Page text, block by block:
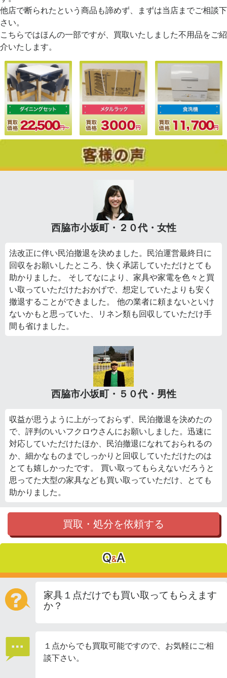
他店で断られたという商品も諦めず、まずは当店までご相談下
さい。
こちらではほんの一部ですが、買取いたしました不用品をご紹
介いたします。
西脇市小坂町・２０代・女性
法改正に伴い民泊撤退を決めました。民泊運営最終日に
回収をお願いしたところ、快く承諾していただけとても
助かりました。 そしてなにより、家具や家電を色々と買
い取っていただけたおかげで、想定していたよりも安く
撤退することができました。 他の業者に頼まないといけ
ないかもと思っていた、リネン類も回収していただけ手
間も省けました。
西脇市小坂町・５０代・男性
収益が思うように上がっておらず、民泊撤退を決めたの
で、評判のいいフクロウさんにお願いしました。迅速に
対応していただけたほか、民泊撤退になれておられるの
か、細かなものまでしっかりと回収していただけたのは
とても嬉しかったです。 買い取ってもらえないだろうと
思ってた大型の家具なども買い取っていただけ、とても
助かりました。
買取・処分を依頼する
Q&A
家具１点だけでも買い取ってもらえます
か？
１点からでも買取可能ですので、お気軽にご相
談下さい。